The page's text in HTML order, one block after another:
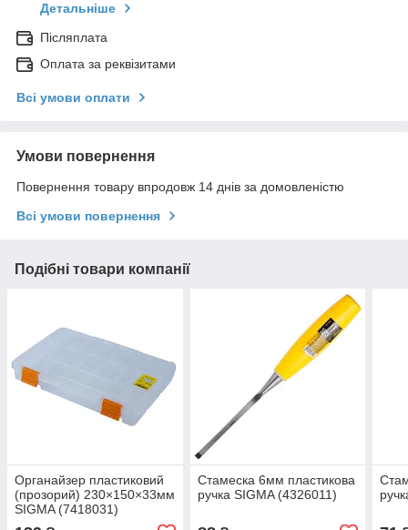
Детальніше
Післяплата
Оплата за реквізитами
Всі умови оплати
Умови повернення
Повернення товару впродовж 14 днів за домовленістю
Всі умови повернення
Подібні товари компанії
Органайзер пластиковий
(прозорий) 230×150×33мм
SIGMA (7418031)
Стамеска 6мм пластикова
ручка SIGMA (4326011)